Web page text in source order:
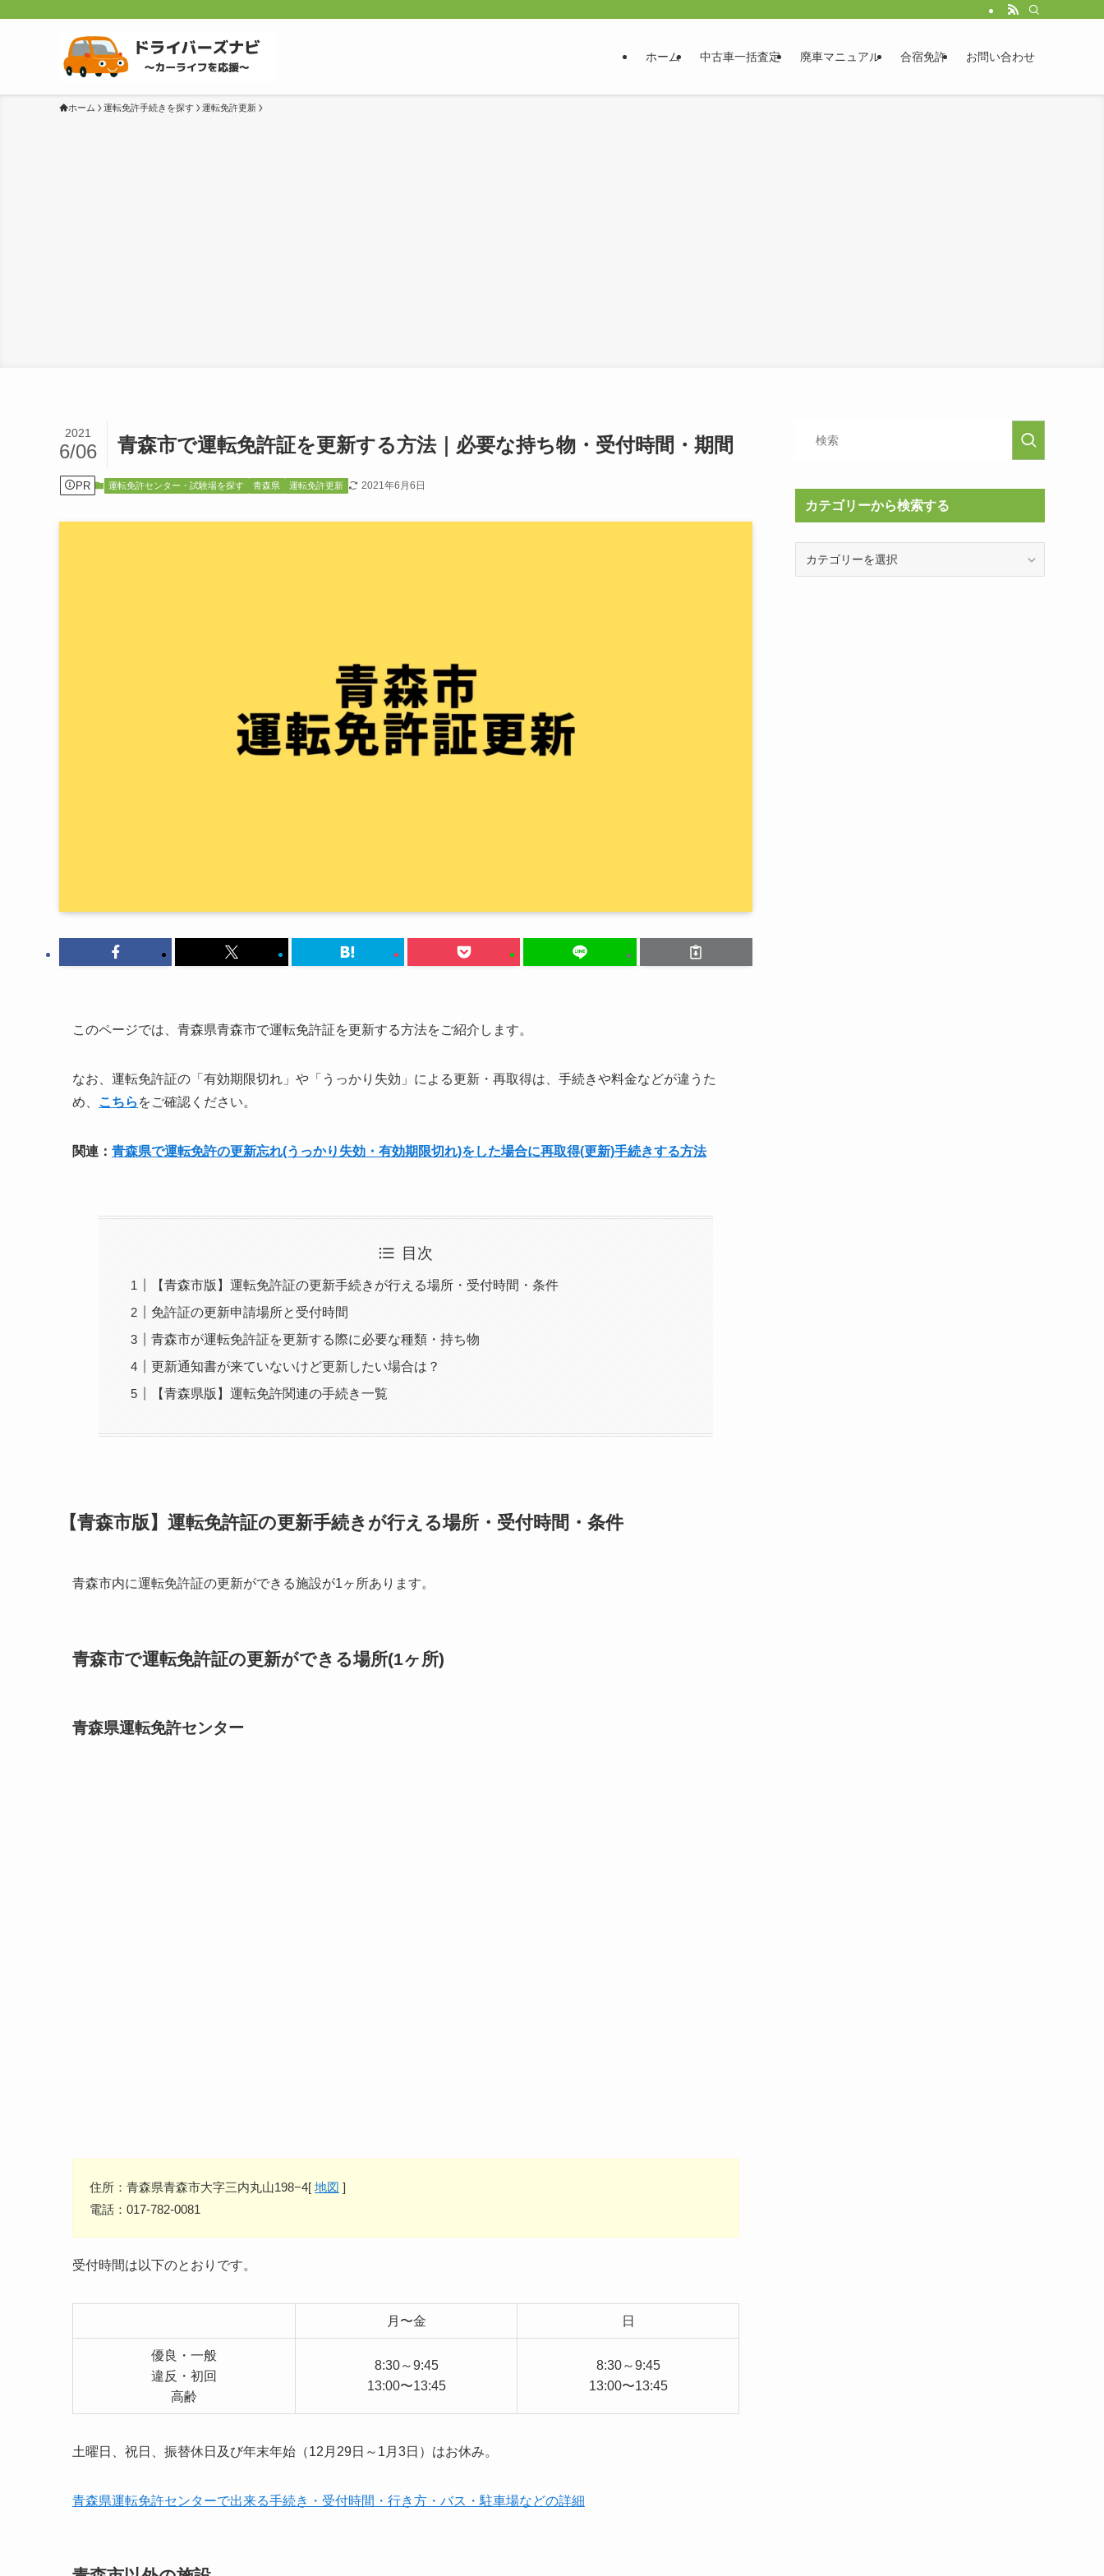
ホーム 中古車一括査定 廃車マニュアル 合宿免許 お問い合わせ
ホーム 運転免許手続きを探す 運転免許更新
青森市で運転免許証を更新する方法｜必要な持ち物・受付時間・期間
2021
6/06
PR 運転免許センター・試験場を探す 青森県 運転免許更新 2021年6月6日
このページでは、青森県青森市で運転免許証を更新する方法をご紹介します。
なお、運転免許証の「有効期限切れ」や「うっかり失効」による更新・再取得は、手続きや料金などが違うた
め、
こちら をご確認ください。
関連： 青森県で運転免許の更新忘れ(うっかり失効・有効期限切れ)をした場合に再取得(更新)手続きする方法
目次
【青森市版】運転免許証の更新手続きが行える場所・受付時間・条件
免許証の更新申請場所と受付時間
青森市が運転免許証を更新する際に必要な種類・持ち物
更新通知書が来ていないけど更新したい場合は？
【青森県版】運転免許関連の手続き一覧
【青森市版】運転免許証の更新手続きが行える場所・受付時間・条件
青森市内に運転免許証の更新ができる施設が1ヶ所あります。
青森市で運転免許証の更新ができる場所(1ヶ所)
青森県運転免許センター
住所：青森県青森市大字三内丸山198−4[ 地図 ]
電話：017-782-0081
受付時間は以下のとおりです。
月〜金 日
優良・一般
違反・初回
高齢
8:30～9:45
13:00〜13:45
8:30～9:45
13:00〜13:45
土曜日、祝日、振替休日及び年末年始（12月29日～1月3日）はお休み。
青森県運転免許センターで出来る手続き・受付時間・行き方・バス・駐車場などの詳細
カテゴリーから検索する